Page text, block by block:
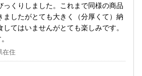
っくりしました。これまで同様の商品
ましたがとても大きく（分厚くて）納
てはいませんがとても楽しみです。
在住